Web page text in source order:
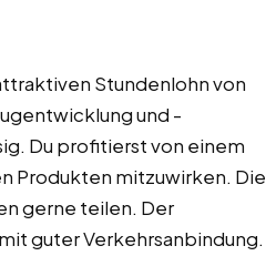
Stundenlohn von
und -
Du profitierst von einem
Produkten mitzuwirken. Die
gerne teilen. Der
guter Verkehrsanbindung.